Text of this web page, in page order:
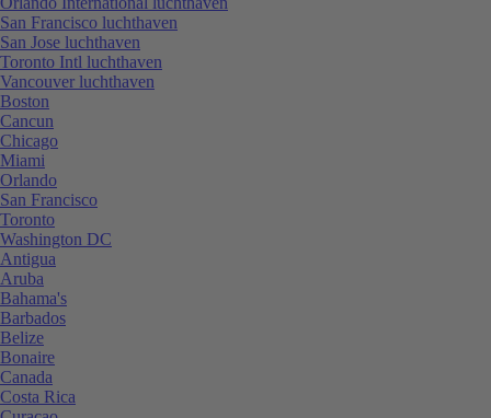
San Francisco luchthaven
San Jose luchthaven
Toronto Intl luchthaven
Vancouver luchthaven
Boston
Cancun
Chicago
Miami
Orlando
San Francisco
Toronto
Washington DC
Antigua
Aruba
Bahama's
Barbados
Belize
Bonaire
Canada
Costa Rica